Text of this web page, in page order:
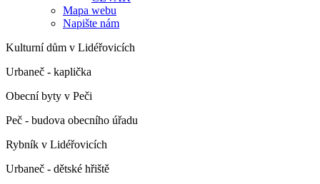
Mapa webu
Napište nám
Kulturní dům v Lidéřovicích
Urbaneč - kaplička
Obecní byty v Peči
Peč - budova obecního úřadu
Rybník v Lidéřovicích
Urbaneč - dětské hřiště